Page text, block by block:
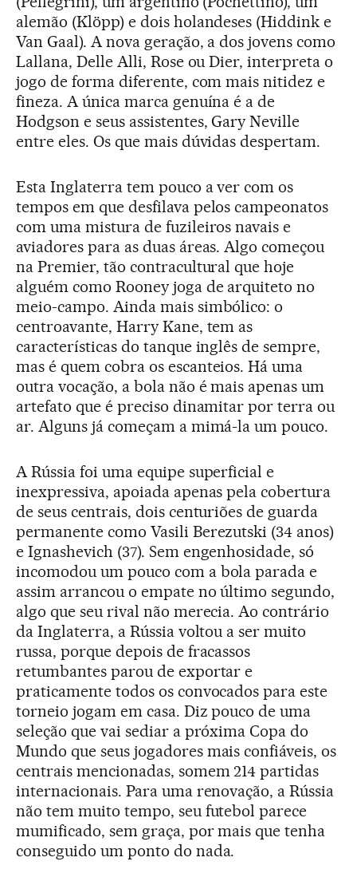
alemão (Klöpp) e dois holandeses (Hiddink e
Van Gaal). A nova geração, a dos jovens como
Lallana, Delle Alli, Rose ou Dier, interpreta o
jogo de forma diferente, com mais nitidez e
fineza. A única marca genuína é a de
Hodgson e seus assistentes, Gary Neville
entre eles. Os que mais dúvidas despertam.
Esta Inglaterra tem pouco a ver com os
tempos em que desfilava pelos campeonatos
com uma mistura de fuzileiros navais e
aviadores para as duas áreas. Algo começou
na Premier, tão contracultural que hoje
alguém como Rooney joga de arquiteto no
meio-campo. Ainda mais simbólico: o
centroavante, Harry Kane, tem as
características do tanque inglês de sempre,
mas é quem cobra os escanteios. Há uma
outra vocação, a bola não é mais apenas um
artefato que é preciso dinamitar por terra ou
ar. Alguns já começam a mimá-la um pouco.
A Rússia foi uma equipe superficial e
inexpressiva, apoiada apenas pela cobertura
de seus centrais, dois centuriões de guarda
permanente como Vasili Berezutski (34 anos)
e Ignashevich (37). Sem engenhosidade, só
incomodou um pouco com a bola parada e
assim arrancou o empate no último segundo,
algo que seu rival não merecia. Ao contrário
da Inglaterra, a Rússia voltou a ser muito
russa, porque depois de fracassos
retumbantes parou de exportar e
praticamente todos os convocados para este
torneio jogam em casa. Diz pouco de uma
seleção que vai sediar a próxima Copa do
Mundo que seus jogadores mais confiáveis, os
centrais mencionadas, somem 214 partidas
internacionais. Para uma renovação, a Rússia
não tem muito tempo, seu futebol parece
mumificado, sem graça, por mais que tenha
conseguido um ponto do nada.